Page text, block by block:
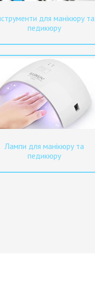
для манікюру та
педикюру
Лампи для манікюру та
педикюру